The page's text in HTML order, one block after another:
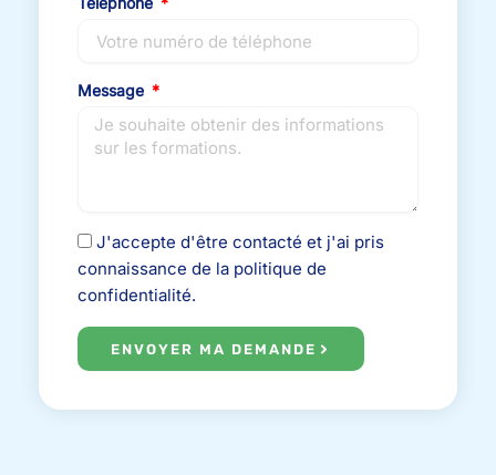
Message
J'accepte d'être contacté et j'ai pris
connaissance de la politique de
confidentialité.
ENVOYER MA DEMANDE